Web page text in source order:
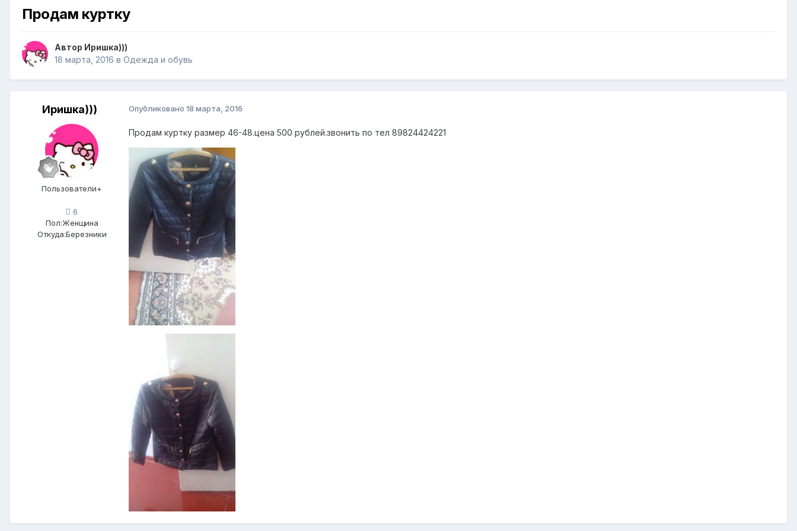
Продам куртку
Автор Иришка)))
18 марта, 2016 в Одежда и обувь
Иришка)))
Пользователи+
6
Пол:Женщина
Откуда:Березники
Опубликовано 18 марта, 2016
Продам куртку размер 46-48.цена 500 рублей.звонить по тел 89824424221